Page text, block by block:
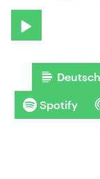
Spotify